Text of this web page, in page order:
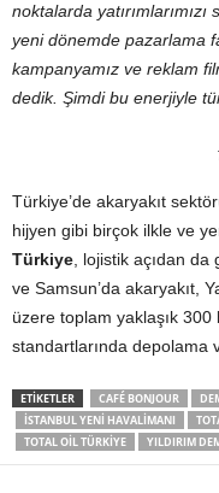
noktalarda
yeni dönemde pazarlama
kampanyamız ve reklam
dedik. Şimdi bu enerjiyle
Türkiye’de akaryakıt
hijyen gibi birçok ilkle ve
Türkiye , lojistik açıdan
ve Samsun’da akaryakıt,
üzere toplam yaklaşık 300
standartlarında depolama
ETIKETLER CAFÉ BONJOUR
ISTANBUL YENI HAVALIMANI
TOTAL OIL TÜRKIYE
YILDIRIM